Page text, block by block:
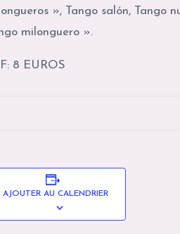
», Tango salón, Tango
milonguero ».
8 EUROS
AJOUTER AU CALENDRIER